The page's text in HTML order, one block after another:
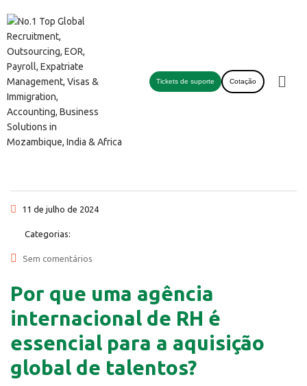
Tickets de suporte Cotação
11 de julho de 2024
Categorias:
Sem comentários
Por que uma agência
internacional de RH é
essencial para a aquisição
global de talentos?